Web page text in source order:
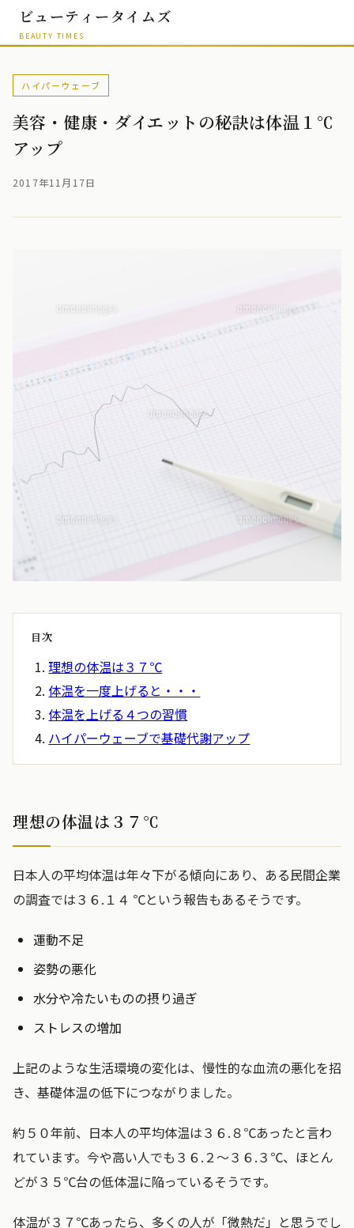
ビューティータイムズ
BEAUTY TIMES
ハイパーウェーブ
美容・健康・ダイエットの秘訣は体温１℃
アップ
2017年11月17日
目次
理想の体温は３７℃
体温を一度上げると・・・
体温を上げる４つの習慣
ハイパーウェーブで基礎代謝アップ
理想の体温は３７℃
日本人の平均体温は年々下がる傾向にあり、ある民間企業
の調査では３６.１４ ℃という報告もあるそうです。
運動不足
姿勢の悪化
水分や冷たいものの摂り過ぎ
ストレスの増加
上記のような生活環境の変化は、慢性的な血流の悪化を招
き、基礎体温の低下につながりました。
約５０年前、日本人の平均体温は３６.８℃あったと言わ
れています。今や高い人でも３６.２～３６.３℃、ほとん
どが３５℃台の低体温に陥っているそうです。
体温が３７℃あったら、多くの人が「微熱だ」と思うでし